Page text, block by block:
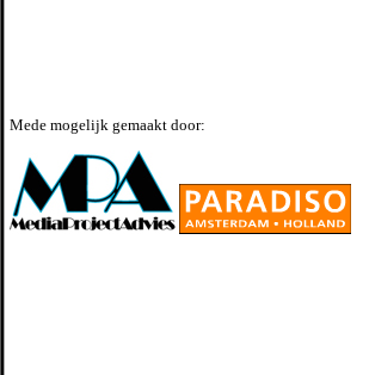
Mede mogelijk gemaakt door: